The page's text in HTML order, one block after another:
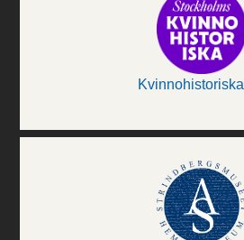
Kvinnohistoriska